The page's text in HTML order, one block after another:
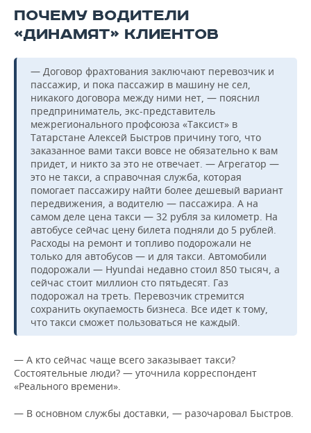
ПОЧЕМУ ВОДИТЕЛИ
«ДИНАМЯТ» КЛИЕНТОВ
— Договор фрахтования заключают перевозчик и
пассажир, и пока пассажир в машину не сел,
никакого договора между ними нет, — пояснил
предприниматель, экс-представитель
межрегионального профсоюза «Таксист» в
Татарстане Алексей Быстров причину того, что
заказанное вами такси вовсе не обязательно к вам
придет, и никто за это не отвечает. — Агрегатор —
это не такси, а справочная служба, которая
помогает пассажиру найти более дешевый вариант
передвижения, а водителю — пассажира. А на
самом деле цена такси — 32 рубля за километр. На
автобусе сейчас цену билета подняли до 5 рублей.
Расходы на ремонт и топливо подорожали не
только для автобусов — и для такси. Автомобили
подорожали — Hyundai недавно стоил 850 тысяч, а
сейчас стоит миллион сто пятьдесят. Газ
подорожал на треть. Перевозчик стремится
сохранить окупаемость бизнеса. Все идет к тому,
что такси сможет пользоваться не каждый.
— А кто сейчас чаще всего заказывает такси?
Состоятельные люди? — уточнила корреспондент
«Реального времени».
— В основном службы доставки, — разочаровал Быстров.